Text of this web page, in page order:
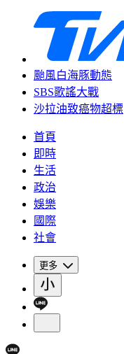
颱風白海豚動態
SBS歌謠大戰
沙拉油致癌物超標
首頁
即時
生活
政治
娛樂
國際
社會
更多